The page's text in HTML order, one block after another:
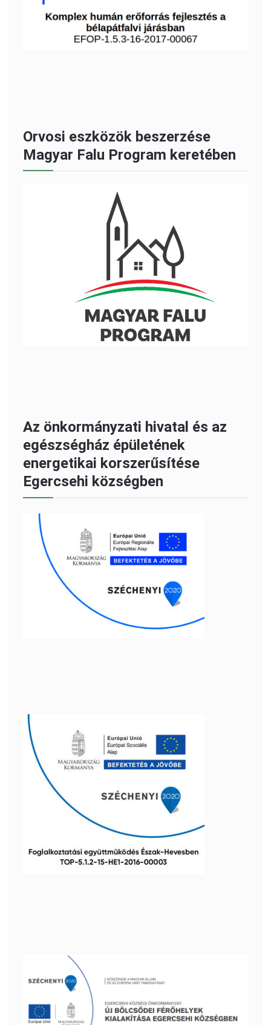
Orvosi eszközök beszerzése
Magyar Falu Program keretében
Az önkormányzati hivatal és az
egészségház épületének
energetikai korszerűsítése
Egercsehi községben